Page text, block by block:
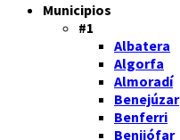
Municipios
#1
Albatera
Algorfa
Almoradí
Benejúzar
Benferri
Benijófar